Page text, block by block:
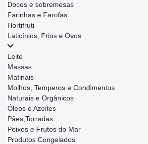
Doces e sobremesas
Farinhas e Farofas
Hortifruti
Laticínios, Frios e Ovos
Leite
Massas
Matinais
Molhos, Temperos e Condimentos
Naturais e Orgânicos
Óleos e Azeites
Pães,Torradas
Peixes e Frutos do Mar
Produtos Congelados